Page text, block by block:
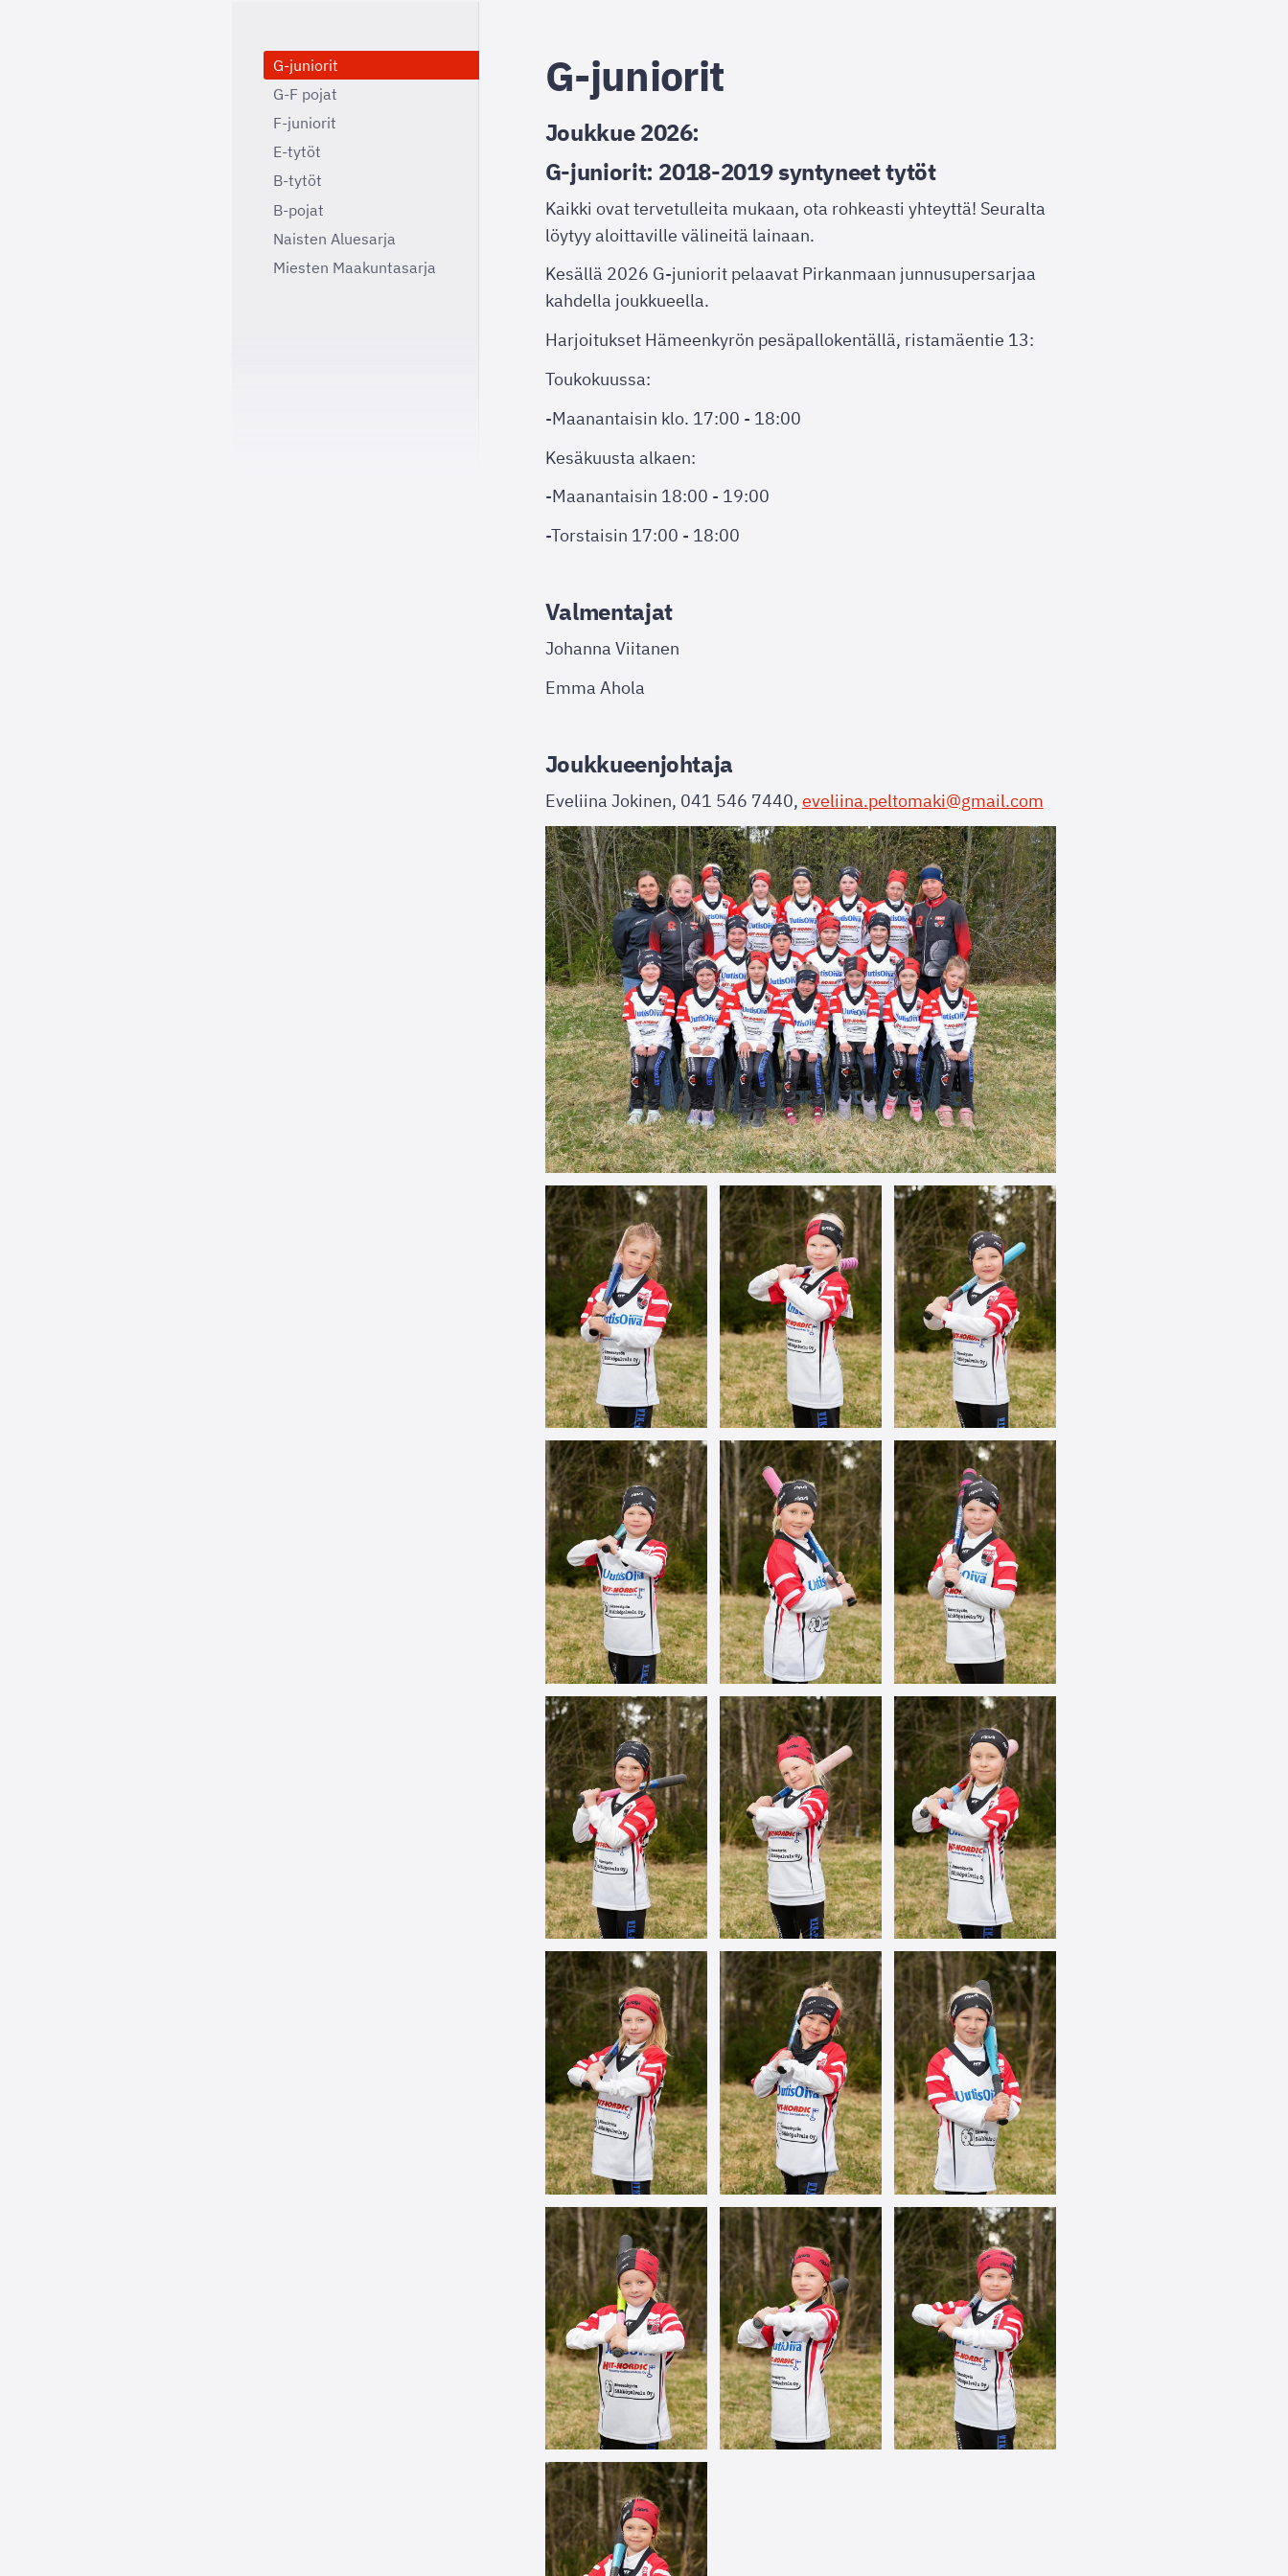
G-juniorit
G-F pojat
F-juniorit
E-tytöt
B-tytöt
B-pojat
Naisten Aluesarja
Miesten Maakuntasarja
G-juniorit
Joukkue 2026:
G-juniorit: 2018-2019 syntyneet tytöt
Kaikki ovat tervetulleita mukaan, ota rohkeasti yhteyttä! Seuralta
löytyy aloittaville välineitä lainaan.
Kesällä 2026 G-juniorit pelaavat Pirkanmaan junnusupersarjaa
kahdella joukkueella.
Harjoitukset Hämeenkyrön pesäpallokentällä, ristamäentie 13:
Toukokuussa:
-Maanantaisin klo. 17:00 - 18:00
Kesäkuusta alkaen:
-Maanantaisin 18:00 - 19:00
-Torstaisin 17:00 - 18:00
Valmentajat
Johanna Viitanen
Emma Ahola
Joukkueenjohtaja
Eveliina Jokinen, 041 546 7440, eveliina.peltomaki@gmail.com